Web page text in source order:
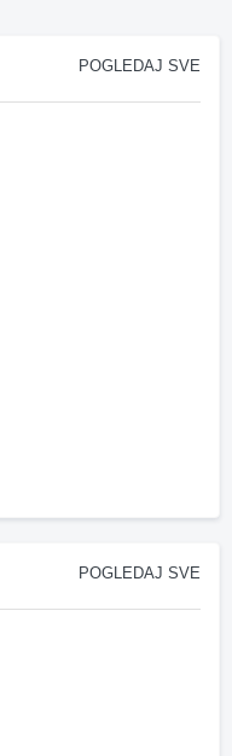
POGLEDAJ SVE
POGLEDAJ SVE